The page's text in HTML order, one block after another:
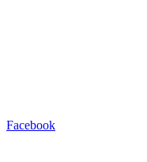
Facebook